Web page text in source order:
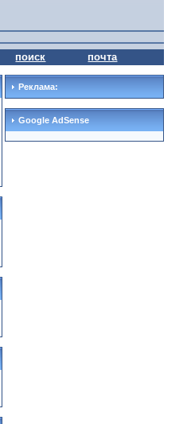
поиск почта
Реклама:
Google AdSense